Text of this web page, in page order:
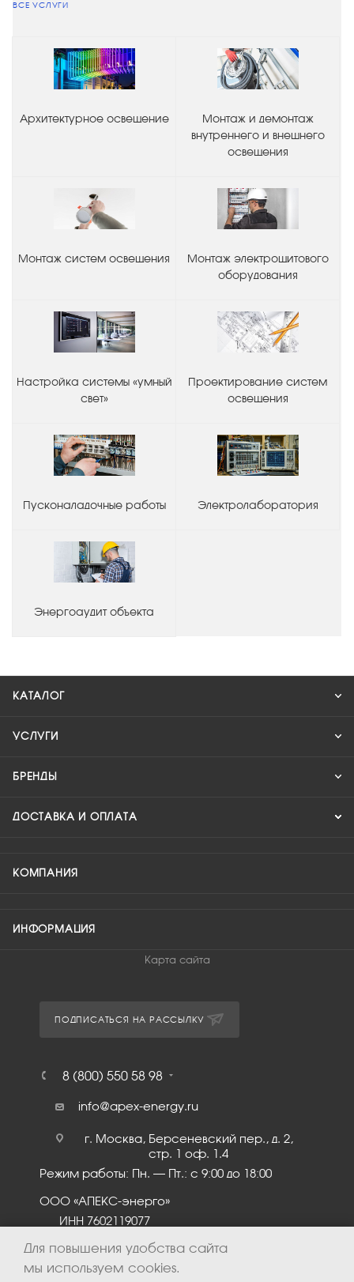
ВСЕ УСЛУГИ
Архитектурное освещение
Монтаж и демонтаж
внутреннего и внешнего
освещения
Монтаж систем освещения
Монтаж электрощитового
оборудования
Настройка системы «умный
свет»
Проектирование систем
освещения
Пусконаладочные работы Электролаборатория
Энергоаудит объекта
КАТАЛОГ
УСЛУГИ
БРЕНДЫ
ДОСТАВКА И ОПЛАТА
КОМПАНИЯ
ИНФОРМАЦИЯ
Карта сайта
ПОДПИСАТЬСЯ НА РАССЫЛКУ
8 (800) 550 58 98
info@apex-energy.ru
г. Москва, Берсеневский пер., д. 2,
стр. 1 оф. 1.4
Режим работы: Пн. – Пт.: с 9:00 до 18:00
ООО «АПЕКС-энерго»
ИНН 7602119077
Для повышения удобства сайта
мы используем cookies.